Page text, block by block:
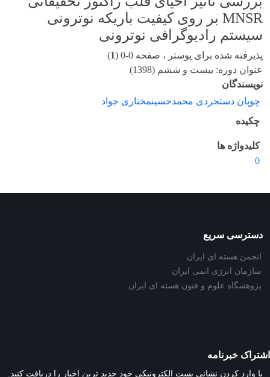
MNSR بر روی کیفیت باریکه نوترونی
سیستم رادیوگرافی نوترونی
پذیرفته شده برای پوستر ، صفحه 0-0 ( 1
)
عنوان دوره: بیست و ششم (1398)
نویسندگان
چوپان دستجردی محمدحسینمختاری جواد
چکیده
کلیدواژه ها
0
دسترسی سریع
انجمن هسته ای ایران
سازمان انرژی اتمی ایران
پژوهشگاه علوم و فنون هسته ای ایران
اشتراک خبرنامه
با وارد کردن نشانی پست الکترونیکی خود جدید ترین اخبار را دریافت کنید.